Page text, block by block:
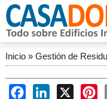
Inicio» Gestión de
FacebookLinkedIn
X